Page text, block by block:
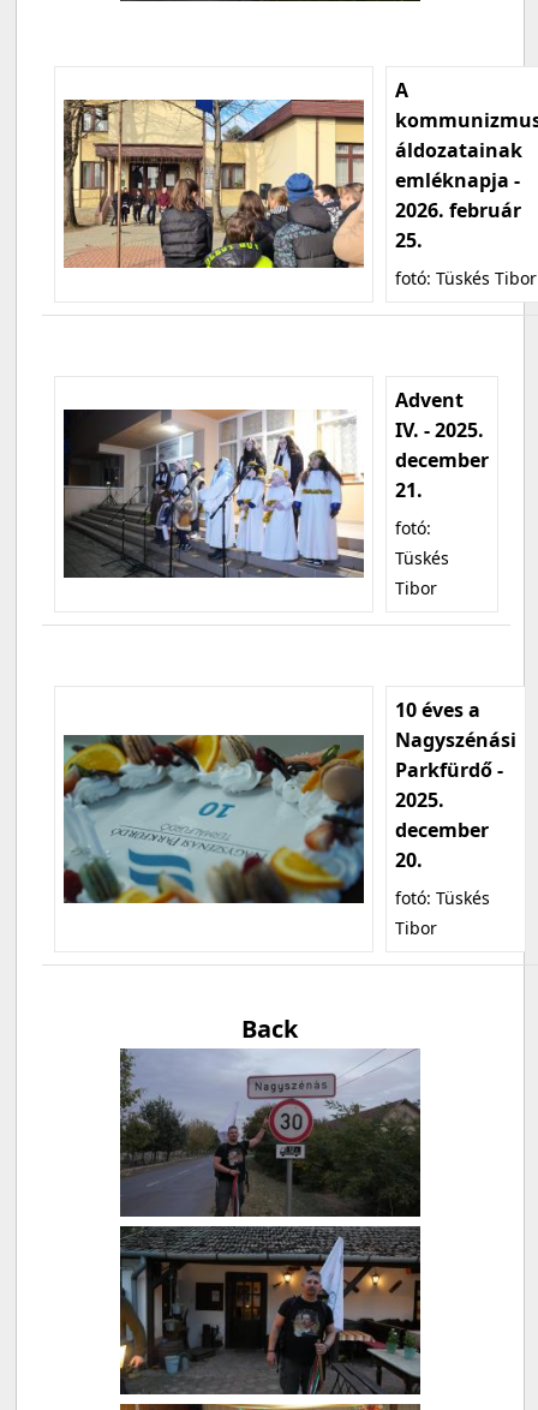
A
áldozatainak
emléknapja -
2026. február
25.
fotó: Tüskés Tibor
Advent
IV. - 2025.
december
21.
fotó:
Tüskés
Tibor
10 éves a
Nagyszénási
Parkfürdő -
2025.
december
20.
fotó: Tüskés
Tibor
Back